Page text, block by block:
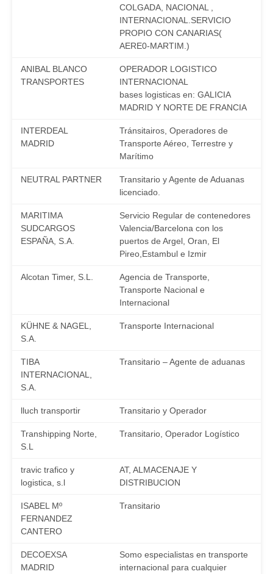
COLGADA, NACIONAL ,
INTERNACIONAL.SERVICIO
PROPIO CON CANARIAS(
AERE0-MARTIM.)
ANIBAL BLANCO
TRANSPORTES
OPERADOR LOGISTICO
INTERNACIONAL
bases logisticas en: GALICIA
MADRID Y NORTE DE FRANCIA
INTERDEAL
MADRID
Tránsitairos, Operadores de
Transporte Aéreo, Terrestre y
Marítimo
NEUTRAL PARTNER
Transitario y Agente de Aduanas
licenciado.
MARITIMA
SUDCARGOS
ESPAÑA, S.A.
Servicio Regular de contenedores
Valencia/Barcelona con los
puertos de Argel, Oran, El
Pireo,Estambul e Izmir
Alcotan Timer, S.L.
Agencia de Transporte,
Transporte Nacional e
Internacional
KÜHNE & NAGEL,
S.A.
Transporte Internacional
TIBA
INTERNACIONAL,
S.A.
Transitario – Agente de aduanas
lluch transportir Transitario y Operador
Transhipping Norte,
S.L
Transitario, Operador Logístico
travic trafico y
logistica, s.l
AT, ALMACENAJE Y
DISTRIBUCION
ISABEL Mº
FERNANDEZ
CANTERO
Transitario
DECOEXSA
MADRID
Somo especialistas en transporte
internacional para cualquier